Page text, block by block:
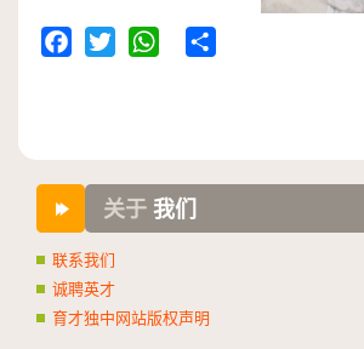
关于 我们
联系我们
诚聘英才
育才独中网站版权声明